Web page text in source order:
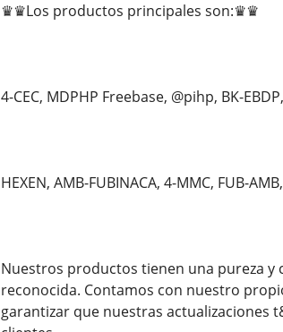
♛♛Los productos principales son:♛♛
4-CEC, MDPHP Freebase, @pihp, BK-
HEXEN, AMB-FUBINACA, 4-MMC, FUB-
Nuestros productos tienen una pureza y
reconocida. Contamos con nuestro
garantizar que nuestras actualizaciones